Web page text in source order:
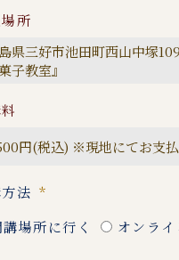
所
法
講場所に行く
オンラ